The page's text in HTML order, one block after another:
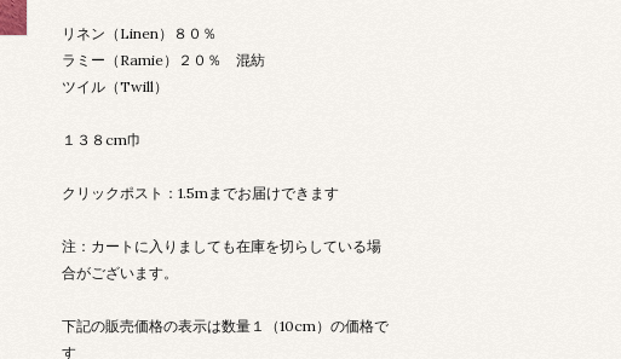
リネン（Linen）８０％
ラミー（Ramie）２０％ 混紡
ツイル（Twill）
１３８cm巾
クリックポスト：1.5mまでお届けできます
注：カートに入りましても在庫を切らしている場
合がございます。
下記の販売価格の表示は数量１（10cm）の価格で
す